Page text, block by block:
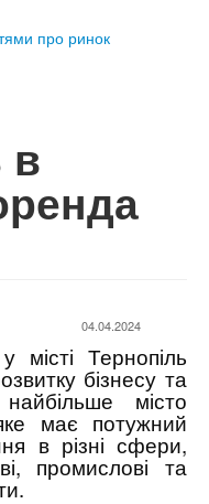
про ринок
в
04.04.2024
місті Тернопіль
бізнесу та
місто
має потужний
в різні сфери,
промислові та